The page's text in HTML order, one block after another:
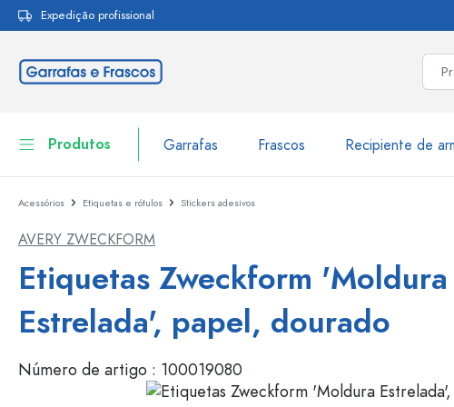
Saltar para a navegação principal
Expedição profissional
Produtos Garrafas Frascos Recipiente de
Garrafas
Recipiente de armazenamento
Louça de mesa
Embalagens cosméticas
Ir para categoria Garrafas
Garrafas por marca
Garrafas WECK
Garrafas por função
Garrafas com tampa mecânica
Acessórios Etiquetas e rótulos Stickers adesivos
AVERY ZWECKFORM
Etiquetas Zweckform 'Moldura
Estrelada', papel, dourado
Número de artigo : 100019080